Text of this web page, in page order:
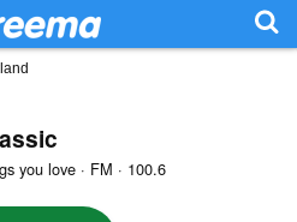
you love · FM · 100.6